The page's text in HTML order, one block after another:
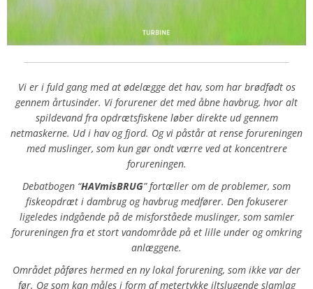
Vi er i fuld gang med at ødelægge det hav, som har brødfødt os
gennem årtusinder. Vi forurener det med åbne havbrug, hvor alt
spildevand fra opdrætsfiskene løber direkte ud gennem
netmaskerne. Ud i hav og fjord. Og vi påstår at rense forureningen
med muslinger, som kun gør ondt værre ved at koncentrere
forureningen.
Debatbogen “HAVmisBRUG” fortæller om de problemer, som
fiskeopdræt i dambrug og havbrug medfører. Den fokuserer
ligeledes indgående på de misforståede muslinger, som samler
forureningen fra et stort vandområde på et lille under og omkring
anlæggene.
Området påføres hermed en ny lokal forurening, som ikke var der
før. Og som kan måles i form af metertykke iltslugende slamlag